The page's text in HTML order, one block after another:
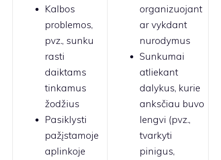
Kalbos
problemos,
pvz., sunku
rasti
daiktams
tinkamus
žodžius
Pasiklysti
pažįstamoje
aplinkoje
organizuojant
ar vykdant
nurodymus
Sunkumai
atliekant
dalykus, kurie
anksčiau buvo
lengvi (pvz.,
tvarkyti
pinigus,